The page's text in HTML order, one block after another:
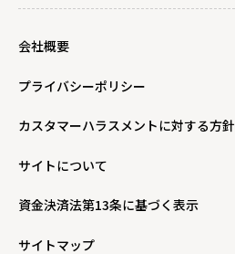
会社概要
プライバシーポリシー
カスタマーハラスメントに対する方針
サイトについて
資金決済法第13条に基づく表示
サイトマップ